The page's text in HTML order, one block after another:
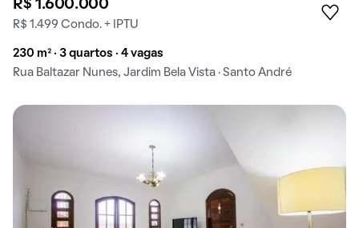
R$ 1.600.000
R$ 1.499 Condo. + IPTU
230 m² · 3 quartos · 4 vagas
Rua Baltazar Nunes, Jardim Bela Vista · Santo André